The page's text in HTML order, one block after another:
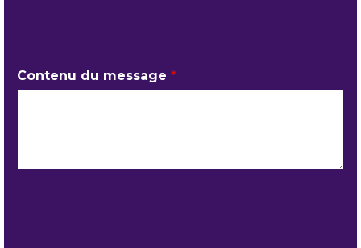
Contenu du message *